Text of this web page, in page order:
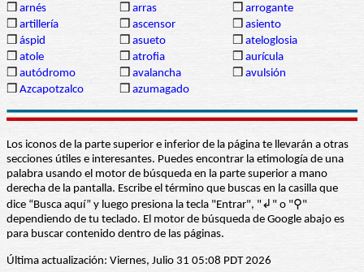
❒ arnés ❒ arras ❒ arrogante
❒ artillería ❒ ascensor ❒ asiento
❒ áspid ❒ asueto ❒ ateloglosia
❒ atole ❒ atrofia ❒ aurícula
❒ autódromo ❒ avalancha ❒ avulsión
❒ Azcapotzalco ❒ azumagado
Los iconos de la parte superior e inferior de la página te llevarán a otras
secciones útiles e interesantes. Puedes encontrar la etimología de una
palabra usando el motor de búsqueda en la parte superior a mano
derecha de la pantalla. Escribe el término que buscas en la casilla que
dice “Busca aquí” y luego presiona la tecla "Entrar", "↲" o "⚲"
dependiendo de tu teclado. El motor de búsqueda de Google abajo es
para buscar contenido dentro de las páginas.
Última actualización: Viernes, Julio 31 05:08 PDT 2026